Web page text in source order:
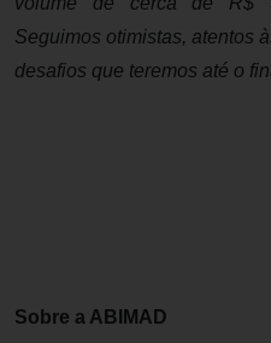
Seguimos otimistas, atentos
desafios que teremos até o
Sobre a ABIMAD